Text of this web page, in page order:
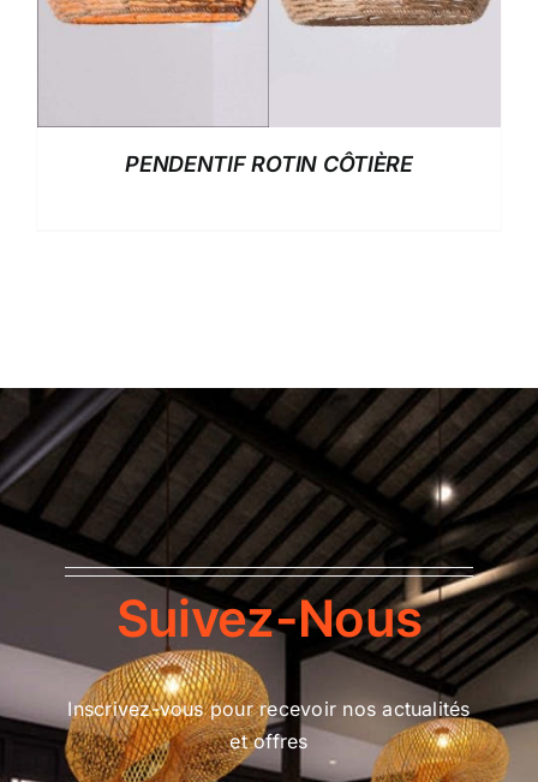
PENDENTIF ROTIN CÔTIÈRE
Suivez-Nous
Inscrivez-vous pour recevoir nos actualités
et offres